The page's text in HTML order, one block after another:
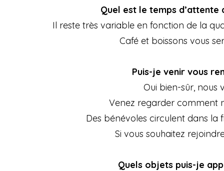
Quel est le temps
Il reste très variable en fonction de la
Café et boissons vous
Puis-je venir vous
Oui bien-sûr, nous
Venez regarder comment
Des bénévoles circulent dans la
Si vous souhaitez
Quels objets puis-je